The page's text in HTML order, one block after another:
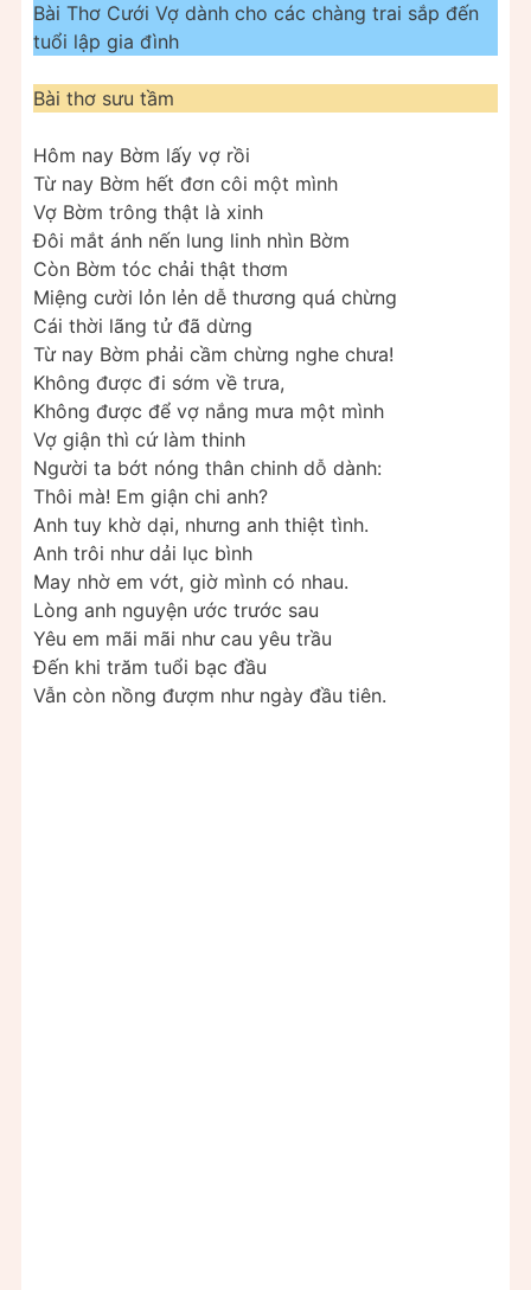
Bài Thơ Cưới Vợ dành cho các chàng trai sắp đến
tuổi lập gia đình
Bài thơ sưu tầm
Hôm nay Bờm lấy vợ rồi
Từ nay Bờm hết đơn côi một mình
Vợ Bờm trông thật là xinh
Đôi mắt ánh nến lung linh nhìn Bờm
Còn Bờm tóc chải thật thơm
Miệng cười lỏn lẻn dễ thương quá chừng
Cái thời lãng tử đã dừng
Từ nay Bờm phải cầm chừng nghe chưa!
Không được đi sớm về trưa,
Không được để vợ nắng mưa một mình
Vợ giận thì cứ làm thinh
Người ta bớt nóng thân chinh dỗ dành:
Thôi mà! Em giận chi anh?
Anh tuy khờ dại, nhưng anh thiệt tình.
Anh trôi như dải lục bình
May nhờ em vớt, giờ mình có nhau.
Lòng anh nguyện ước trước sau
Yêu em mãi mãi như cau yêu trầu
Đến khi trăm tuổi bạc đầu
Vẫn còn nồng đượm như ngày đầu tiên.